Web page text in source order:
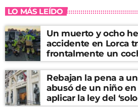
LO MÁS LEÍDO
Un muerto y ocho
accidente en Lorca
frontalmente un
Rebajan la pena a
abusó de un niño en
aplicar la ley del ‘solo